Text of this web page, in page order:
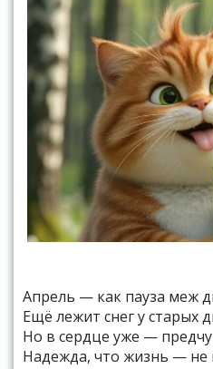
Апрель — как пауза меж
Ещё лежит снег у старых
Но в сердце уже —
Надежда, что жизнь — не